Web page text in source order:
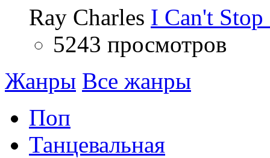
Ray Charles I Can't
5243 просмотров
Жанры Все жанры
Поп
Танцевальная